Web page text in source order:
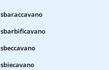
sbaraccavano
sbarbificavano
sbeccavano
sbiecavano